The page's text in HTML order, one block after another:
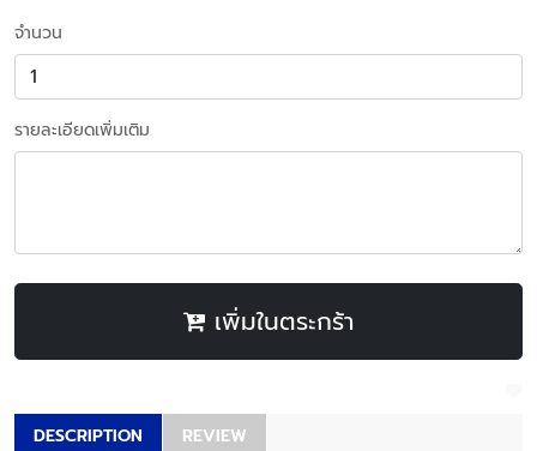
จำนวน
รายละเอียดเพิ่มเติม
เพิ่มในตระกร้า
DESCRIPTION REVIEW